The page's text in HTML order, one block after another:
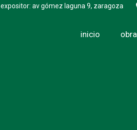
expositor: av gómez laguna 9, zaragoza
inicio